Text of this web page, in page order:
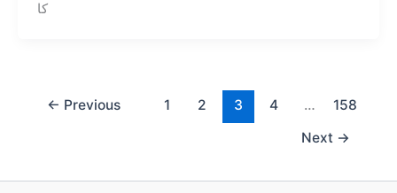
کا
← Previous 1 2 3 4 …
158
Next →